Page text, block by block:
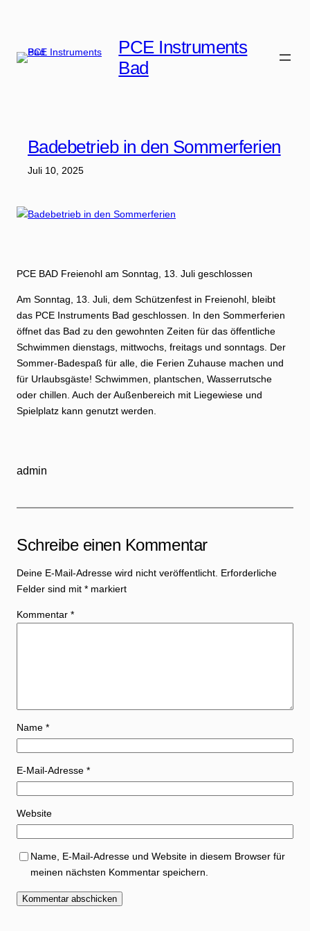
PCE Instruments
Bad
Badebetrieb in den Sommerferien
Juli 10, 2025
PCE BAD Freienohl am Sonntag, 13. Juli geschlossen
Am Sonntag, 13. Juli, dem Schützenfest in Freienohl, bleibt
das PCE Instruments Bad geschlossen. In den Sommerferien
öffnet das Bad zu den gewohnten Zeiten für das öffentliche
Schwimmen dienstags, mittwochs, freitags und sonntags. Der
Sommer-Badespaß für alle, die Ferien Zuhause machen und
für Urlaubsgäste! Schwimmen, plantschen, Wasserrutsche
oder chillen. Auch der Außenbereich mit Liegewiese und
Spielplatz kann genutzt werden.
admin
Schreibe einen Kommentar
Deine E-Mail-Adresse wird nicht veröffentlicht. Erforderliche
Felder sind mit * markiert
Kommentar *
Name *
E-Mail-Adresse *
Website
Name, E-Mail-Adresse und Website in diesem Browser für
meinen nächsten Kommentar speichern.